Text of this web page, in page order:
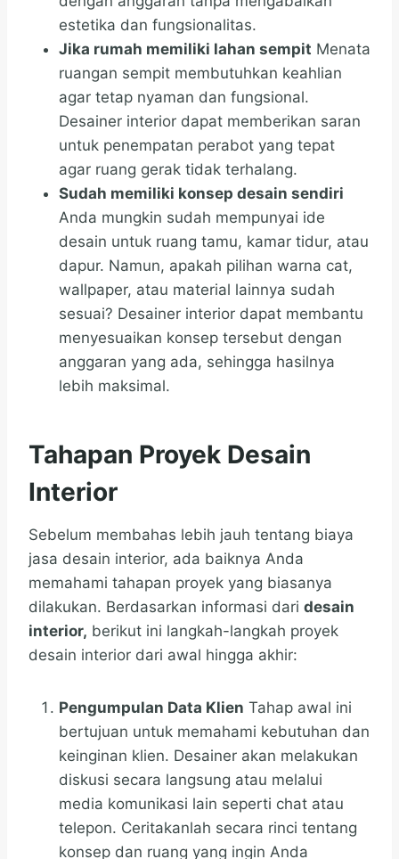
estetika dan fungsionalitas.
Jika rumah memiliki lahan sempit Menata
ruangan sempit membutuhkan keahlian
agar tetap nyaman dan fungsional.
Desainer interior dapat memberikan saran
untuk penempatan perabot yang tepat
agar ruang gerak tidak terhalang.
Sudah memiliki konsep desain sendiri
Anda mungkin sudah mempunyai ide
desain untuk ruang tamu, kamar tidur, atau
dapur. Namun, apakah pilihan warna cat,
wallpaper, atau material lainnya sudah
sesuai? Desainer interior dapat membantu
menyesuaikan konsep tersebut dengan
anggaran yang ada, sehingga hasilnya
lebih maksimal.
Tahapan Proyek Desain
Interior
Sebelum membahas lebih jauh tentang biaya
jasa desain interior, ada baiknya Anda
memahami tahapan proyek yang biasanya
dilakukan. Berdasarkan informasi dari desain
interior, berikut ini langkah-langkah proyek
desain interior dari awal hingga akhir:
Pengumpulan Data Klien Tahap awal ini
bertujuan untuk memahami kebutuhan dan
keinginan klien. Desainer akan melakukan
diskusi secara langsung atau melalui
media komunikasi lain seperti chat atau
telepon. Ceritakanlah secara rinci tentang
konsep dan ruang yang ingin Anda